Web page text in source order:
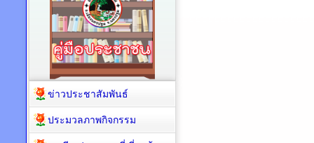
ข่าวประชาสัมพันธ์
ประมวลภาพกิจกรรม